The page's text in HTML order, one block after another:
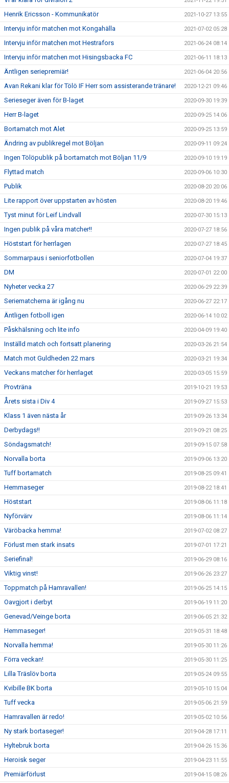
Henrik Ericsson - Kommunikatör 2021-10-27 13:55
Intervju inför matchen mot Kongahälla 2021-07-02 05:28
Intervju inför matchen mot Hestrafors 2021-06-24 08:14
Intervju inför matchen mot Hisingsbacka FC 2021-06-11 18:13
Äntligen seriepremiär! 2021-06-04 20:56
Avan Rekani klar för Tölö IF Herr som assisterande tränare! 2020-12-21 09:46
Serieseger även för B-laget 2020-09-30 19:39
Herr B-laget 2020-09-25 14:06
Bortamatch mot Alet 2020-09-25 13:59
Ändring av publikregel mot Böljan 2020-09-11 09:24
Ingen Tölöpublik på bortamatch mot Böljan 11/9 2020-09-10 19:19
Flyttad match 2020-09-06 10:30
Publik 2020-08-20 20:06
Lite rapport över uppstarten av hösten 2020-08-20 19:46
Tyst minut för Leif Lindvall 2020-07-30 15:13
Ingen publik på våra matcher!! 2020-07-27 18:56
Höststart för herrlagen 2020-07-27 18:45
Sommarpaus i seniorfotbollen 2020-07-04 19:37
DM 2020-07-01 22:00
Nyheter vecka 27 2020-06-29 22:39
Seriematcherna är igång nu 2020-06-27 22:17
Äntligen fotboll igen 2020-06-14 10:02
Påskhälsning och lite info 2020-04-09 19:40
Inställd match och fortsatt planering 2020-03-26 21:54
Match mot Guldheden 22 mars 2020-03-21 19:34
Veckans matcher för herrlaget 2020-03-05 15:59
Provträna 2019-10-21 19:53
Årets sista i Div 4 2019-09-27 15:53
Klass 1 även nästa år 2019-09-26 13:34
Derbydags!! 2019-09-21 08:25
Söndagsmatch! 2019-09-15 07:58
Norvalla borta 2019-09-06 13:20
Tuff bortamatch 2019-08-25 09:41
Hemmaseger 2019-08-22 18:41
Höststart 2019-08-06 11:18
Nyförvärv 2019-08-06 11:14
Väröbacka hemma! 2019-07-02 08:27
Förlust men stark insats 2019-07-01 17:21
Seriefinal! 2019-06-29 08:16
Viktig vinst! 2019-06-26 23:27
Toppmatch på Hamravallen! 2019-06-25 14:15
Oavgjort i derbyt 2019-06-19 11:20
Genevad/Veinge borta 2019-06-05 21:32
Hemmaseger! 2019-05-31 18:48
Norvalla hemma! 2019-05-30 11:26
Förra veckan! 2019-05-30 11:25
Lilla Träslöv borta 2019-05-24 09:55
Kvibille BK borta 2019-05-10 15:04
Tuff vecka 2019-05-06 21:59
Hamravallen är redo! 2019-05-02 10:56
Ny stark bortaseger! 2019-04-28 17:11
Hyltebruk borta 2019-04-26 15:36
Heroisk seger 2019-04-23 11:55
Premiärförlust 2019-04-15 08:26